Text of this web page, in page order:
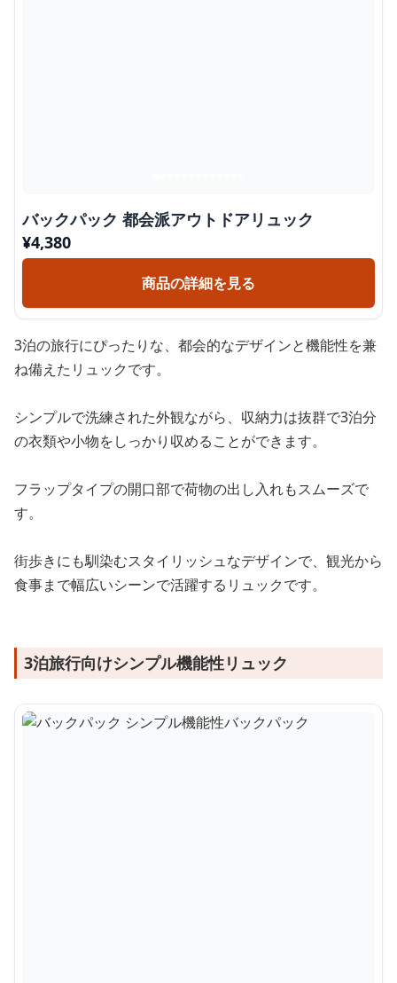
バックパック 都会派アウトドアリュック
¥4,380
商品の詳細を見る
3泊の旅行にぴったりな、都会的なデザインと機能性を兼
ね備えたリュックです。
シンプルで洗練された外観ながら、収納力は抜群で3泊分
の衣類や小物をしっかり収めることができます。
フラップタイプの開口部で荷物の出し入れもスムーズで
す。
街歩きにも馴染むスタイリッシュなデザインで、観光から
食事まで幅広いシーンで活躍するリュックです。
3泊旅行向けシンプル機能性リュック